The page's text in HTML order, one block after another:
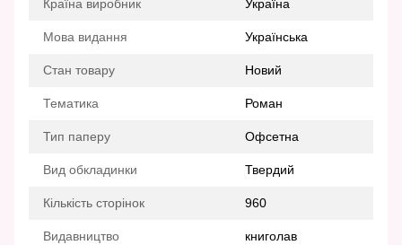
Країна виробник Україна
Мова видання Українська
Стан товару Новий
Тематика Роман
Тип паперу Офсетна
Вид обкладинки Твердий
Кількість сторінок 960
Видавництво книголав